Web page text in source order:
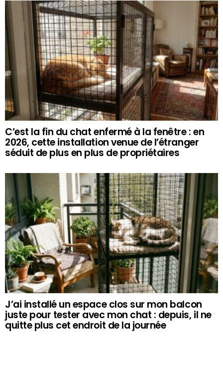
C’est la fin du chat enfermé à la fenêtre : en
2026, cette installation venue de l’étranger
séduit de plus en plus de propriétaires
J’ai installé un espace clos sur mon balcon
juste pour tester avec mon chat : depuis, il ne
quitte plus cet endroit de la journée